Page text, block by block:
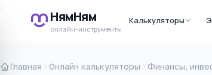
НямНям
онлайн-инструменты
Калькуляторы
Главная Онлайн калькуляторы Финансы,